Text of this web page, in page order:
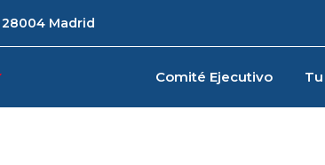
28004 Madrid
Comité Ejecutivo